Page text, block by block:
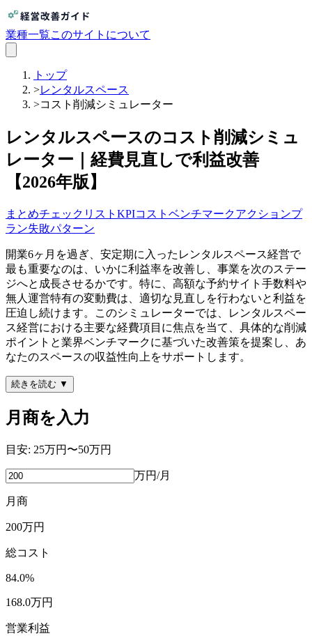
業種一覧このサイトについて
トップ
>レンタルスペース
>コスト削減シミュレーター
レンタルスペースのコスト削減シミュ
レーター｜経費見直しで利益改善
【2026年版】
まとめチェックリスト KPIコスト ベンチマークアクションプ
ラン失敗パターン
開業6ヶ月を過ぎ、安定期に入ったレンタルスペース経営で
最も重要なのは、いかに利益率を改善し、事業を次のステー
ジへと成長させるかです。特に、高額な予約サイト手数料や
無人運営特有の変動費は、適切な見直しを行わないと利益を
圧迫し続けます。このシミュレーターでは、レンタルスペー
ス経営における主要な経費項目に焦点を当て、具体的な削減
ポイントと業界ベンチマークに基づいた改善策を提案し、あ
なたのスペースの収益性向上をサポートします。
続きを読む ▼
月商を入力
目安: 25万円〜50万円
万円/月
月商
200万円
総コスト
84.0%
168.0万円
営業利益